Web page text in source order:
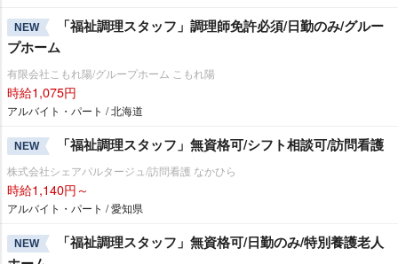
NEW
「福祉調理スタッフ」調理師免許必須/日勤のみ/グルー
プホーム
有限会社こもれ陽/グループホーム こもれ陽
時給1,075円
アルバイト・パート / 北海道
NEW 「福祉調理スタッフ」無資格可/シフト相談可/訪問看護
株式会社シェアパルタージュ/訪問看護 なかひら
時給1,140円～
アルバイト・パート / 愛知県
NEW
「福祉調理スタッフ」無資格可/日勤のみ/特別養護老人